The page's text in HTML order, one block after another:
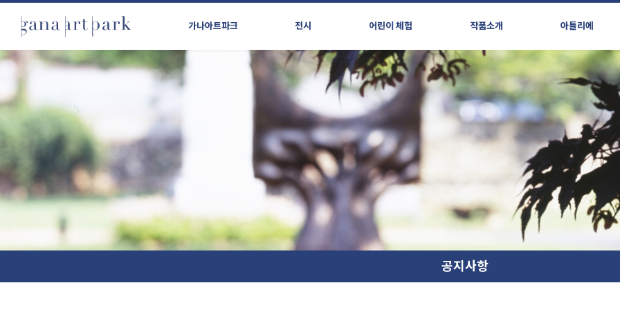
가나아트파크 전시 어린이 체험 작품소개 아틀리에
공지사항